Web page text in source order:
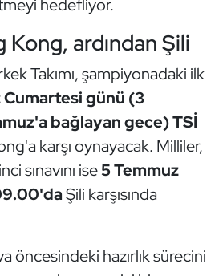
hedefliyor.
ardından Şili
Takımı, şampiyonadaki ilk
Cumartesi günü (3
bağlayan gece) TSİ
karşı oynayacak. Milliler,
sınavını ise5 Temmuz
Şili karşısında
öncesindeki hazırlık sürecini